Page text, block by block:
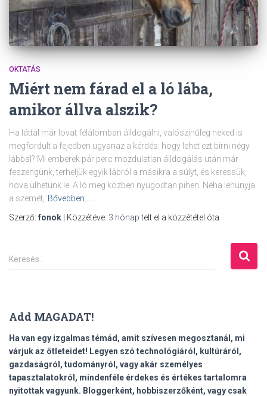
OKTATÁS
Miért nem fárad el a ló lába,
amikor állva alszik?
Ha láttál már lovat félálomban álldogálni, valószínűleg neked is
megfordult a fejedben ugyanaz a kérdés: hogy lehet ezt bírni négy
lábbal? Mi emberek pár perc mozdulatlan álldogálás után már
feszengünk, terheljük egyik lábról a másikra a súlyt, és keressük,
hova ülhetünk le. A ló meg közben nyugodtan pihen. Néha lehunyja
a szemét, Bővebben……
Szerző: fonok | Közzétéve: 3 hónaptelt el a közzététel óta
K
e
é
s
Keresés…
Add MAGADAT!
Ha van egy izgalmas témád, amit szívesen megosztanál, mi
várjuk az ötleteidet! Legyen szó technológiáról, kultúráról,
gazdaságról, tudományról, vagy akár személyes
tapasztalatokról, mindenféle érdekes és értékes tartalomra
nyitottak vagyunk. Bloggerként, hobbiszerzőként, vagy csak